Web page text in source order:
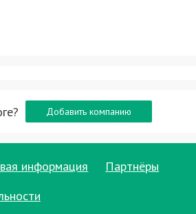
Добавить компанию
информация
Партнёры